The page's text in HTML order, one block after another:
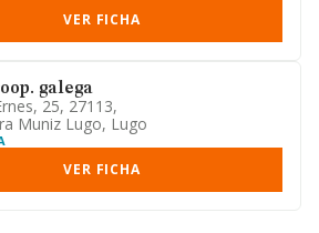
VER FICHA
galega
25, 27113,
Muniz Lugo, Lugo
VER FICHA